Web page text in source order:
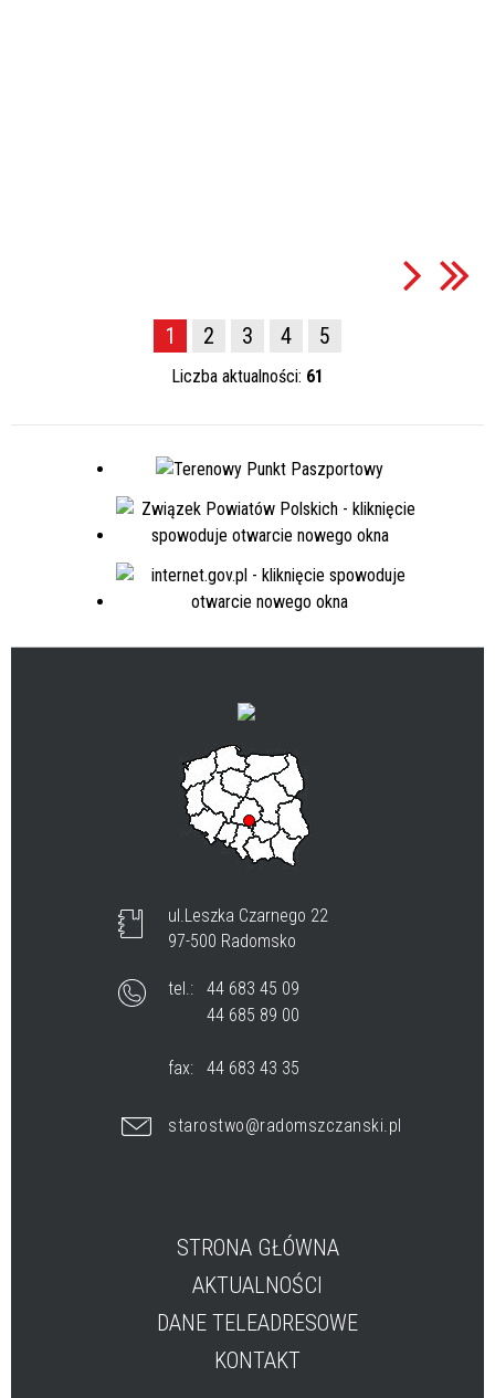
1 2 3 4 5
Liczba aktualności: 61
ul.Leszka Czarnego 22
97-500 Radomsko
tel.:
44 683 45 09
44 685 89 00
fax: 44 683 43 35
starostwo@radomszczanski.pl
STRONA GŁÓWNA
AKTUALNOŚCI
DANE TELEADRESOWE
KONTAKT